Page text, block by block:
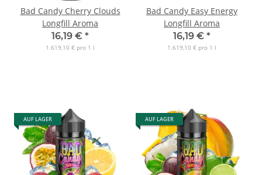
Bad Candy Cherry Clouds
Longfill Aroma
16,19 € *
1.619,10 € pro 1 l
Bad Candy Easy Energy
Longfill Aroma
16,19 € *
1.619,10 € pro 1 l
AUF LAGER AUF LAGER